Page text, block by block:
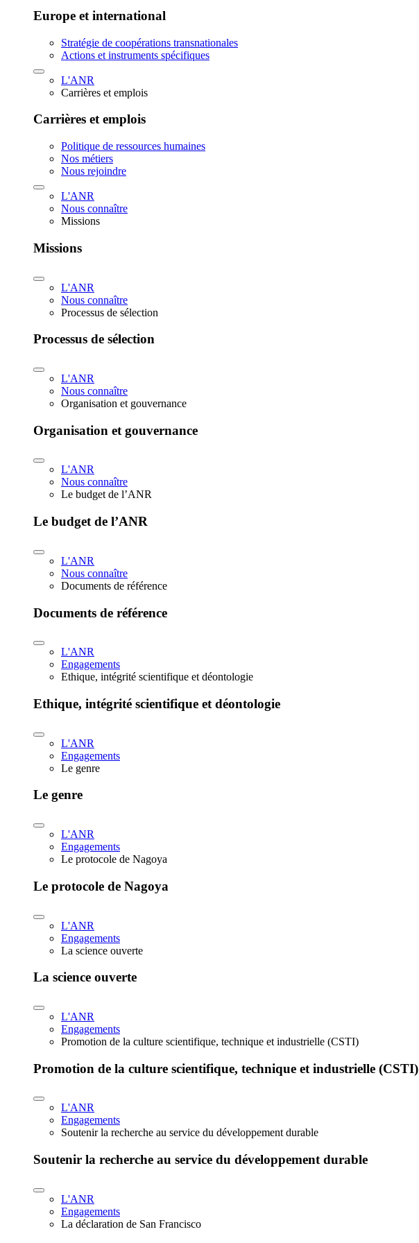
Europe et international
Stratégie de coopérations transnationales
Actions et instruments spécifiques
L'ANR
Carrières et emplois
Carrières et emplois
Politique de ressources humaines
Nos métiers
Nous rejoindre
L'ANR
Nous connaître
Missions
Missions
L'ANR
Nous connaître
Processus de sélection
Processus de sélection
L'ANR
Nous connaître
Organisation et gouvernance
Organisation et gouvernance
L'ANR
Nous connaître
Le budget de l’ANR
Le budget de l’ANR
L'ANR
Nous connaître
Documents de référence
Documents de référence
L'ANR
Engagements
Ethique, intégrité scientifique et déontologie
Ethique, intégrité scientifique et déontologie
L'ANR
Engagements
Le genre
Le genre
L'ANR
Engagements
Le protocole de Nagoya
Le protocole de Nagoya
L'ANR
Engagements
La science ouverte
La science ouverte
L'ANR
Engagements
Promotion de la culture scientifique, technique et industrielle (CSTI)
Promotion de la culture scientifique, technique et industrielle (CSTI)
L'ANR
Engagements
Soutenir la recherche au service du développement durable
Soutenir la recherche au service du développement durable
L'ANR
Engagements
La déclaration de San Francisco